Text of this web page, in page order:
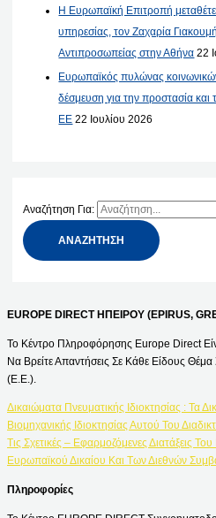
Η Ευρωπαϊκή Επιτροπή
υπηρεσίας, τον Ζαχαρία
Αντιπροσωπείας στην Αθήνα 22
Ευρωπαϊκός πυλώνας
δέσμευση για την προστασία
ΕΕ 22 Ιουλίου 2026
Αναζήτηση Για:
EUROPE DIRECT ΗΠΕΙΡΟΥ (EPIRUS,
Το Κέντρο Πληροφόρησης Europe Direct
Να Βρείτε Απαντήσεις Σε Κάθε Είδους
(Ε.Ε.).
Δικαιώματα Πνευματικής Ιδιοκτησίας : Τα
Βιομηχανικής Ιδιοκτησίας Αυτού Του
Τις Σχετικές – Εφαρμοζόμενες Διατάξεις
Ευρωπαϊκού Δικαίου Και Των Διεθνών
Πληροφορίες